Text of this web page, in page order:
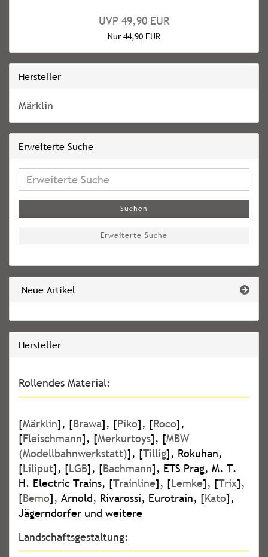
UVP 49,90 EUR
Nur 44,90 EUR
Hersteller
Märklin
Erweiterte Suche
Erweiterte
Suche
Suchen
Erweiterte Suche
Neue Artikel
Hersteller
Rollendes Material:
[Märklin], [Brawa], [Piko], [Roco],
[Fleischmann], [Merkurtoys], [MBW
(Modellbahnwerkstatt)], [Tillig], Rokuhan,
[Liliput], [LGB], [Bachmann], ETS Prag, M. T.
H. Electric Trains, [Trainline], [Lemke], [Trix],
[Bemo], Arnold, Rivarossi, Eurotrain, [Kato],
Jägerndorfer und weitere
Landschaftsgestaltung: